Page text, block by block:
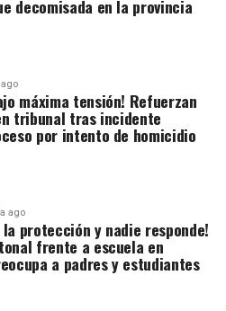
decomisada en la provincia
máxima tensión! Refuerzan
tribunal tras incidente
por intento de homicidio
ago
la protección y nadie responde!
frente a escuela en
a padres y estudiantes